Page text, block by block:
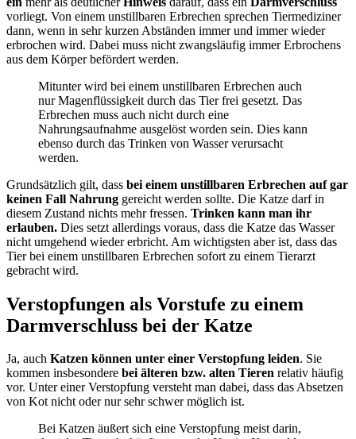
vorliegt. Von einem unstillbaren Erbrechen sprechen Tiermediziner
dann, wenn in sehr kurzen Abständen immer und immer wieder
erbrochen wird. Dabei muss nicht zwangsläufig immer Erbrochens
aus dem Körper befördert werden.
Mitunter wird bei einem unstillbaren Erbrechen auch
nur Magenflüssigkeit durch das Tier frei gesetzt. Das
Erbrechen muss auch nicht durch eine
Nahrungsaufnahme ausgelöst worden sein. Dies kann
ebenso durch das Trinken von Wasser verursacht
werden.
Grundsätzlich gilt, dass bei einem unstillbaren Erbrechen auf gar
keinen Fall Nahrung gereicht werden sollte. Die Katze darf in
diesem Zustand nichts mehr fressen. Trinken kann man ihr
erlauben. Dies setzt allerdings voraus, dass die Katze das Wasser
nicht umgehend wieder erbricht. Am wichtigsten aber ist, dass das
Tier bei einem unstillbaren Erbrechen sofort zu einem Tierarzt
gebracht wird.
Verstopfungen als Vorstufe zu einem
Darmverschluss bei der Katze
Ja, auch Katzen können unter einer Verstopfung leiden. Sie
kommen insbesondere bei älteren bzw. alten Tieren relativ häufig
vor. Unter einer Verstopfung versteht man dabei, dass das Absetzen
von Kot nicht oder nur sehr schwer möglich ist.
Bei Katzen äußert sich eine Verstopfung meist darin,